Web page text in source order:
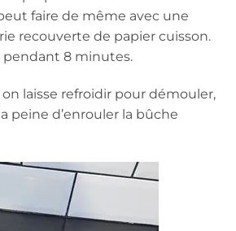
faire de même avec une
recouverte de papier cuisson.
pendant 8 minutes.
laisse refroidir pour démouler,
peine d’enrouler la bûche